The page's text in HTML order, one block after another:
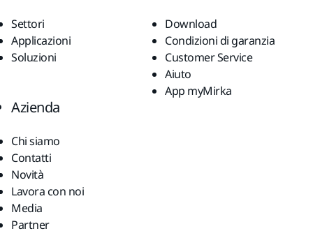
Settori
Applicazioni
Soluzioni
Download
Condizioni di garanzia
Customer Service
Aiuto
App myMirka
Azienda
Chi siamo
Contatti
Novità
Lavora con noi
Media
Partner